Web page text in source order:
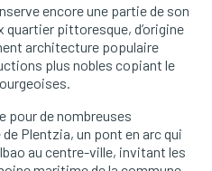
encore une partie de son
pittoresque, d’origine
architecture populaire
plus nobles copiant le
pour de nombreuses
Plentzia, un pont en arc qui
au centre-ville, invitant les